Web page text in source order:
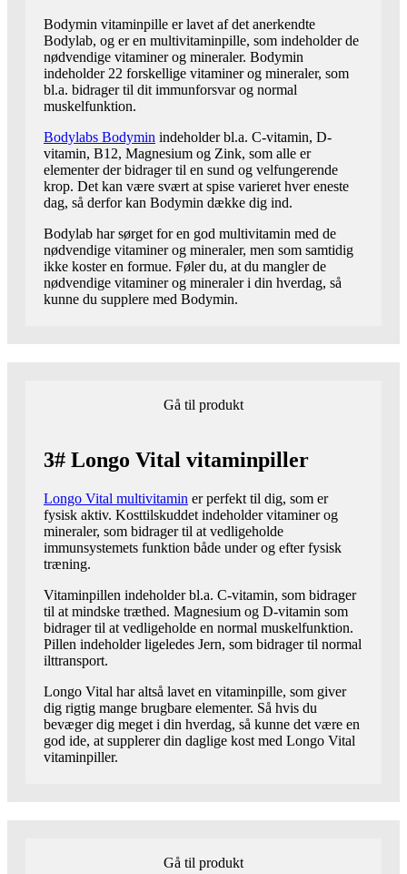
Bodymin vitaminpille er lavet af det anerkendte
Bodylab, og er en multivitaminpille, som indeholder de
nødvendige vitaminer og mineraler. Bodymin
indeholder 22 forskellige vitaminer og mineraler, som
bl.a. bidrager til dit immunforsvar og normal
muskelfunktion.
Bodylabs Bodyminindeholder bl.a. C-vitamin, D-
vitamin, B12, Magnesium og Zink, som alle er
elementer der bidrager til en sund og velfungerende
krop. Det kan være svært at spise varieret hver eneste
dag, så derfor kan Bodymin dække dig ind.
Bodylab har sørget for en god multivitamin med de
nødvendige vitaminer og mineraler, men som samtidig
ikke koster en formue. Føler du, at du mangler de
nødvendige vitaminer og mineraler i din hverdag, så
kunne du supplere med Bodymin.
Gå til produkt
3# Longo Vital vitaminpiller
Longo Vital multivitamin er perfekt til dig, som er
fysisk aktiv. Kosttilskuddet indeholder vitaminer og
mineraler, som bidrager til at vedligeholde
immunsystemets funktion både under og efter fysisk
træning.
Vitaminpillen indeholder bl.a. C-vitamin, som bidrager
til at mindske træthed. Magnesium og D-vitamin som
bidrager til at vedligeholde en normal muskelfunktion.
Pillen indeholder ligeledes Jern, som bidrager til normal
ilttransport.
Longo Vital har altså lavet en vitaminpille, som giver
dig rigtig mange brugbare elementer. Så hvis du
bevæger dig meget i din hverdag, så kunne det være en
god ide, at supplerer din daglige kost med Longo Vital
vitaminpiller.
Gå til produkt